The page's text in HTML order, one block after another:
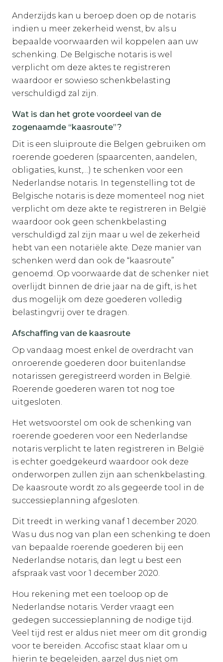
Anderzijds kan u beroep doen op de notaris
indien u meer zekerheid wenst, bv. als u
bepaalde voorwaarden wil koppelen aan uw
schenking. De Belgische notaris is wel
verplicht om deze aktes te registreren
waardoor er sowieso schenkbelasting
verschuldigd zal zijn.
Wat is dan het grote voordeel van de
zogenaamde “kaasroute”?
Dit is een sluiproute die Belgen gebruiken om
roerende goederen (spaarcenten, aandelen,
obligaties, kunst,…) te schenken voor een
Nederlandse notaris. In tegenstelling tot de
Belgische notaris is deze momenteel nog niet
verplicht om deze akte te registreren in België
waardoor ook geen schenkbelasting
verschuldigd zal zijn maar u wel de zekerheid
hebt van een notariële akte. Deze manier van
schenken werd dan ook de “kaasroute”
genoemd. Op voorwaarde dat de schenker niet
overlijdt binnen de drie jaar na de gift, is het
dus mogelijk om deze goederen volledig
belastingvrij over te dragen.
Afschaffing van de kaasroute
Op vandaag moest enkel de overdracht van
onroerende goederen door buitenlandse
notarissen geregistreerd worden in België.
Roerende goederen waren tot nog toe
uitgesloten.
Het wetsvoorstel om ook de schenking van
roerende goederen voor een Nederlandse
notaris verplicht te laten registreren in België
is echter goedgekeurd waardoor ook deze
onderworpen zullen zijn aan schenkbelasting.
De kaasroute wordt zo als gegeerde tool in de
successieplanning afgesloten.
Dit treedt in werking vanaf 1 december 2020.
Was u dus nog van plan een schenking te doen
van bepaalde roerende goederen bij een
Nederlandse notaris, dan legt u best een
afspraak vast voor 1 december 2020.
Hou rekening met een toeloop op de
Nederlandse notaris. Verder vraagt een
gedegen successieplanning de nodige tijd.
Veel tijd rest er aldus niet meer om dit grondig
voor te bereiden. Accofisc staat klaar om u
hierin te begeleiden, aarzel dus niet om